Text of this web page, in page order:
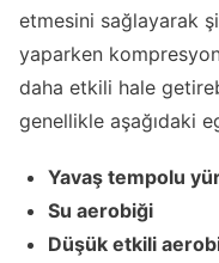
etmesini sağlayarak
yaparken
daha etkili hale
genellikle aşağıdaki
Yavaş tempolu
Su aerobiği
Düşük etkili